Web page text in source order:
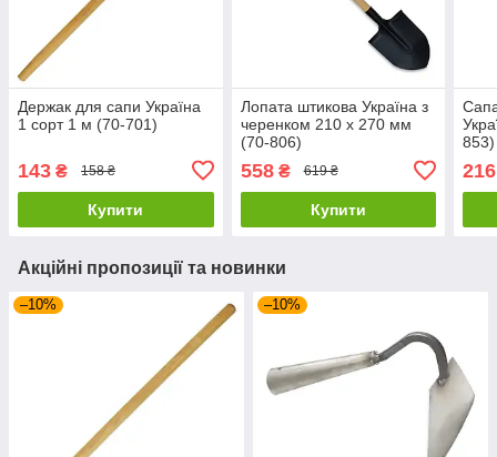
Держак для сапи Україна
1 сорт 1 м (70-701)
143 ₴ 158 ₴
Купити
Лопата штикова Україна з
черенком 210 х 270 мм
(70-806)
558₴ 619 ₴
Купити
853)
216
Акційні пропозиції та новинки
–10% –10%